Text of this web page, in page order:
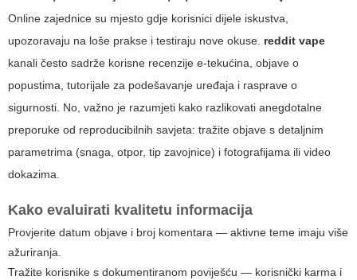
Online zajednice su mjesto gdje korisnici dijele iskustva,
upozoravaju na loše prakse i testiraju nove okuse. reddit vape
kanali često sadrže korisne recenzije e-tekućina, objave o
popustima, tutorijale za podešavanje uređaja i rasprave o
sigurnosti. No, važno je razumjeti kako razlikovati anegdotalne
preporuke od reproducibilnih savjeta: tražite objave s detaljnim
parametrima (snaga, otpor, tip zavojnice) i fotografijama ili video
dokazima.
Kako evaluirati kvalitetu informacija
Provjerite datum objave i broj komentara — aktivne teme imaju više
ažuriranja.
Tražite korisnike s dokumentiranom poviješću — korisnički karma i